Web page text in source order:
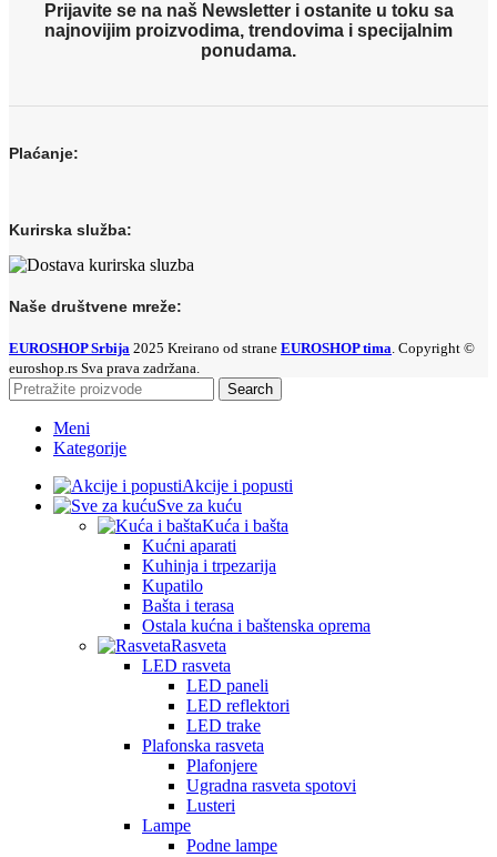
Prijavite se na naš Newsletter i ostanite u toku sa
najnovijim proizvodima, trendovima i specijalnim
ponudama.
Plaćanje:
Kurirska služba:
Naše društvene mreže:
EUROSHOP Srbija 2025 Kreirano od strane EUROSHOP tima. Copyright ©
euroshop.rs Sva prava zadržana.
Search
Meni
Kategorije
Akcije i popusti
Sve za kuću
Kuća i bašta
Kućni aparati
Kuhinja i trpezarija
Kupatilo
Bašta i terasa
Ostala kućna i baštenska oprema
Rasveta
LED rasveta
LED paneli
LED reflektori
LED trake
Plafonska rasveta
Plafonjere
Ugradna rasveta spotovi
Lusteri
Lampe
Podne lampe